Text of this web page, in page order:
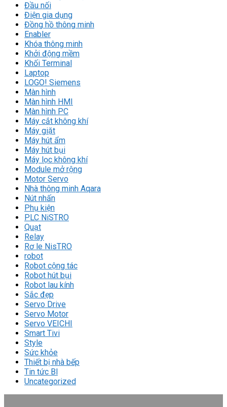
Đầu nối
Điện gia dụng
Đồng hồ thông minh
Enabler
Khóa thông minh
Khởi động mềm
Khối Terminal
Laptop
LOGO! Siemens
Màn hình
Màn hình HMI
Màn hình PC
Máy cắt không khí
Máy giặt
Máy hút ẩm
Máy hút bụi
Máy lọc không khí
Module mở rộng
Motor Servo
Nhà thông minh Aqara
Nút nhấn
Phụ kiện
PLC NiSTRO
Quạt
Relay
Rơ le NisTRO
robot
Robot cộng tác
Robot hút bụi
Robot lau kính
Sắc đẹp
Servo Drive
Servo Motor
Servo VEICHI
Smart Tivi
Style
Sức khỏe
Thiết bị nhà bếp
Tin tức Bl
Uncategorized